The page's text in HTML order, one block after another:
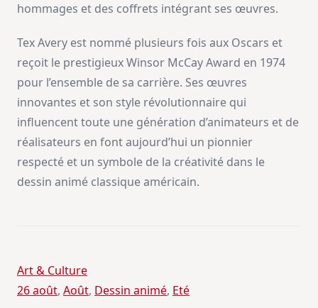
hommages et des coffrets intégrant ses œuvres.
Tex Avery est nommé plusieurs fois aux Oscars et
reçoit le prestigieux Winsor McCay Award en 1974
pour l’ensemble de sa carrière. Ses œuvres
innovantes et son style révolutionnaire qui
influencent toute une génération d’animateurs et de
réalisateurs en font aujourd’hui un pionnier
respecté et un symbole de la créativité dans le
dessin animé classique américain.
Art & Culture
26 août, Août, Dessin animé, Eté